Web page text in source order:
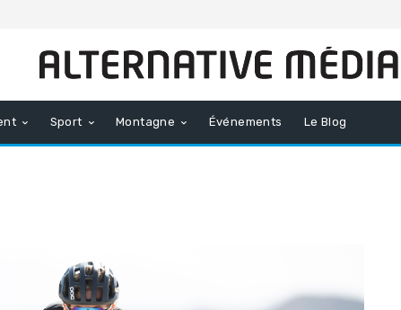
Sport Montagne Événements Le Blog